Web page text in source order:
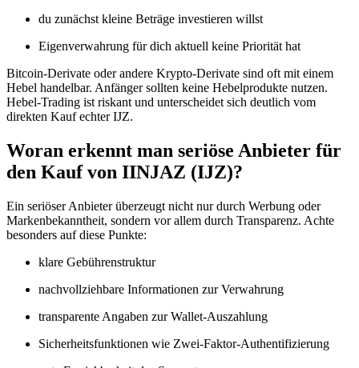
du zunächst kleine Beträge investieren willst
Eigenverwahrung für dich aktuell keine Priorität hat
Bitcoin-Derivate oder andere Krypto-Derivate sind oft mit einem
Hebel handelbar. Anfänger sollten keine Hebelprodukte nutzen.
Hebel-Trading ist riskant und unterscheidet sich deutlich vom
direkten Kauf echter IJZ.
Woran erkennt man seriöse Anbieter für
den Kauf von IINJAZ (IJZ)?
Ein seriöser Anbieter überzeugt nicht nur durch Werbung oder
Markenbekanntheit, sondern vor allem durch Transparenz. Achte
besonders auf diese Punkte:
klare Gebührenstruktur
nachvollziehbare Informationen zur Verwahrung
transparente Angaben zur Wallet-Auszahlung
Sicherheitsfunktionen wie Zwei-Faktor-Authentifizierung